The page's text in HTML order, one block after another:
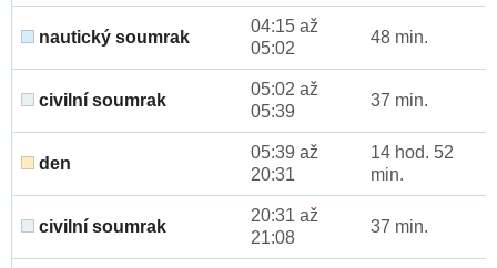
nautický soumrak
04:15 až
05:02
48 min.
civilní soumrak
05:02 až
05:39
37 min.
den
05:39 až
20:31
14 hod. 52
min.
civilní soumrak
20:31 až
21:08
37 min.